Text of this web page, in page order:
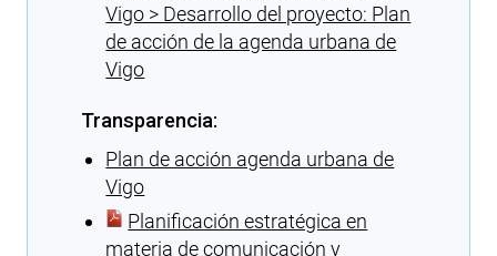
Vigo > Desarrollo del proyecto: Plan
de acción de la agenda urbana de
Vigo
Transparencia:
Plan de acción agenda urbana de
Vigo
Planificación estratégica en
materia de comunicación y